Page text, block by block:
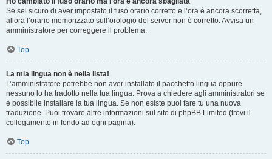
Se sei sicuro di aver impostato il fuso orario corretto e l’ora è ancora scorretta,
allora l’orario memorizzato sull’orologio del server non è corretto. Avvisa un
amministratore per correggere il problema.
Top
La mia lingua non è nella lista!
L’amministratore potrebbe non aver installato il pacchetto lingua oppure
nessuno lo ha tradotto nella tua lingua. Prova a chiedere agli amministratori se
è possibile installare la tua lingua. Se non esiste puoi fare tu una nuova
traduzione. Puoi trovare altre informazioni sul sito di phpBB Limited (trovi il
collegamento in fondo ad ogni pagina).
Top